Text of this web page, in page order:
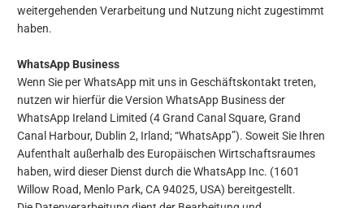
weitergehenden Verarbeitung und Nutzung nicht zugestimmt
haben.
WhatsApp Business
Wenn Sie per WhatsApp mit uns in Geschäftskontakt treten,
nutzen wir hierfür die Version WhatsApp Business der
WhatsApp Ireland Limited (4 Grand Canal Square, Grand
Canal Harbour, Dublin 2, Irland; “WhatsApp”). Soweit Sie Ihren
Aufenthalt außerhalb des Europäischen Wirtschaftsraumes
haben, wird dieser Dienst durch die WhatsApp Inc. (1601
Willow Road, Menlo Park, CA 94025, USA) bereitgestellt.